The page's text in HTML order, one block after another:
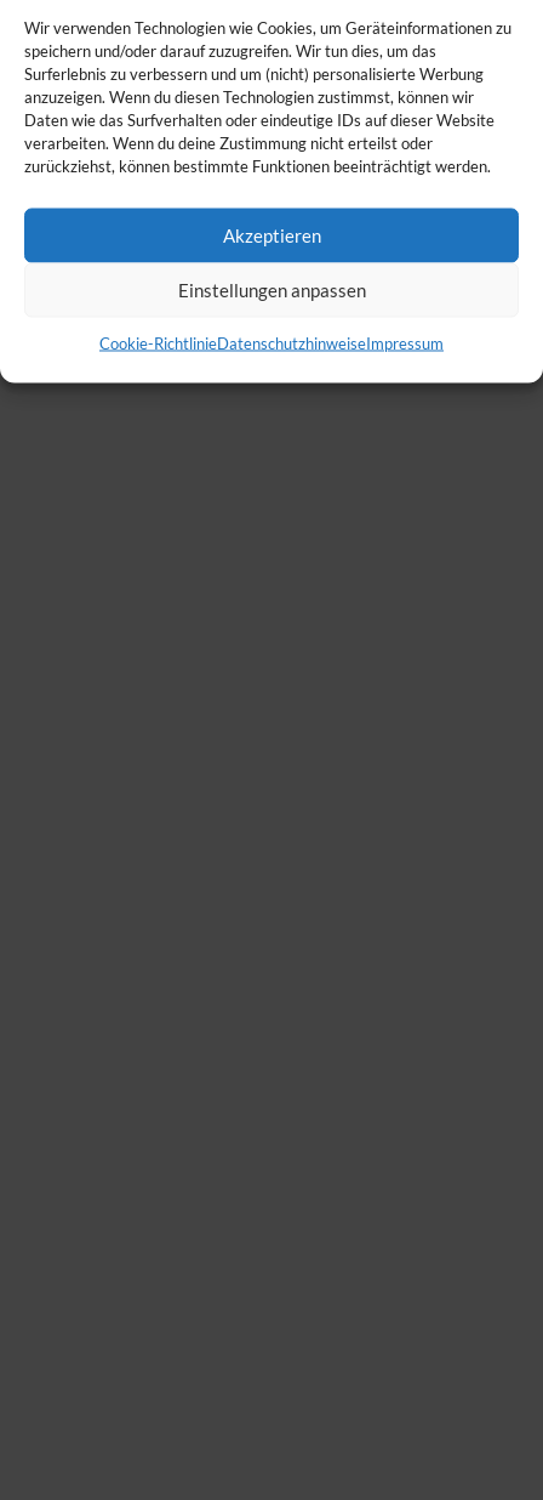
Wir verwenden Technologien wie Cookies, um Geräteinformationen zu
speichern und/oder darauf zuzugreifen. Wir tun dies, um das
Surferlebnis zu verbessern und um (nicht) personalisierte Werbung
anzuzeigen. Wenn du diesen Technologien zustimmst, können wir
Daten wie das Surfverhalten oder eindeutige IDs auf dieser Website
verarbeiten. Wenn du deine Zustimmung nicht erteilst oder
zurückziehst, können bestimmte Funktionen beeinträchtigt werden.
Akzeptieren
Einstellungen anpassen
Cookie-RichtlinieDatenschutzhinweiseImpressum